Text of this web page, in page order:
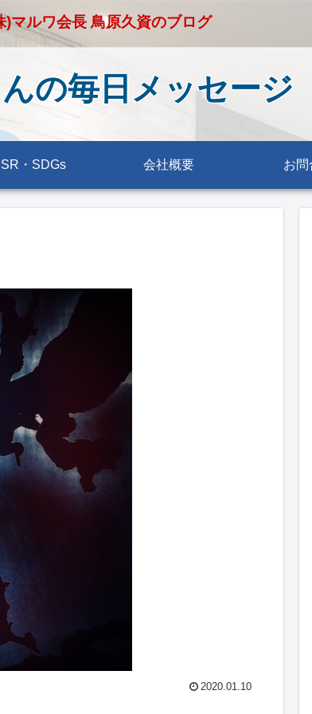
)マルワ会長 鳥原久資のブログ
の毎日メッセージ
・SDGs 会社概要 お問
2020.01.10